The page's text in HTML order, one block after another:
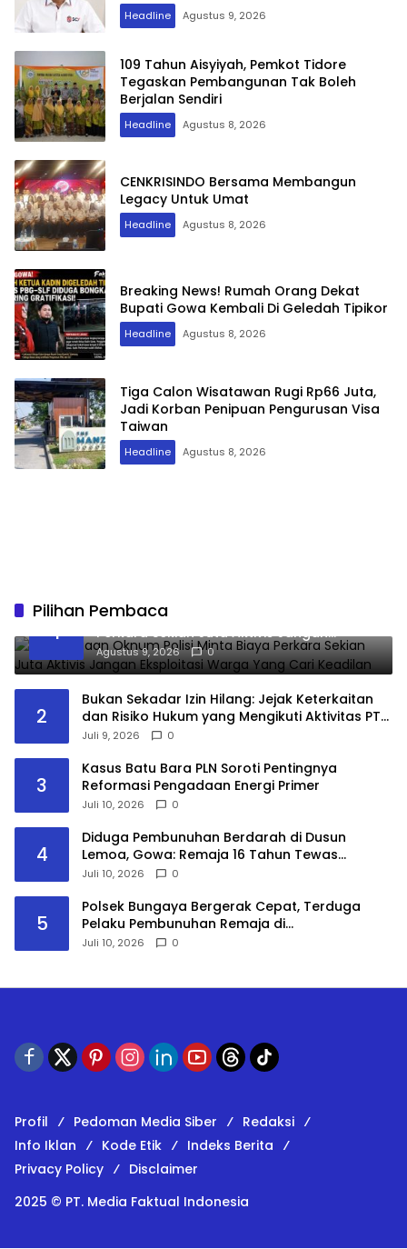
Headline Agustus 9, 2026
109 Tahun Aisyiyah, Pemkot Tidore
Tegaskan Pembangunan Tak Boleh
Berjalan Sendiri
Headline Agustus 8, 2026
CENKRISINDO Bersama Membangun
Legacy Untuk Umat
Headline Agustus 8, 2026
Breaking News! Rumah Orang Dekat
Bupati Gowa Kembali Di Geledah Tipikor
Headline Agustus 8, 2026
Tiga Calon Wisatawan Rugi Rp66 Juta,
Jadi Korban Penipuan Pengurusan Visa
Taiwan
Headline Agustus 8, 2026
Pilihan Pembaca
1
Viral Dugaan Oknum Polisi Minta Biaya
Perkara Sekian Juta Aktivis Jangan
Eksploitasi Warga Yang Cari Keadilan
Agustus 9, 2026 0
2
Bukan Sekadar Izin Hilang: Jejak Keterkaitan
dan Risiko Hukum yang Mengikuti Aktivitas PT
Kapuas Maju Jaya
Juli 9, 2026 0
3
Kasus Batu Bara PLN Soroti Pentingnya
Reformasi Pengadaan Energi Primer
Juli 10, 2026 0
4
Diduga Pembunuhan Berdarah di Dusun
Lemoa, Gowa: Remaja 16 Tahun Tewas
dengan Dua Luka, Pelaku Masih Diburu Polisi
Juli 10, 2026 0
5
Polsek Bungaya Bergerak Cepat, Terduga
Pelaku Pembunuhan Remaja di
Bontolempangan Diamankan Kurang dari 24
Juli 10, 2026 0
Profil Pedoman Media Siber
Redaksi
Info Iklan
Kode Etik
Indeks Berita
Privacy Policy
Disclaimer
2025 © PT. Media Faktual Indonesia